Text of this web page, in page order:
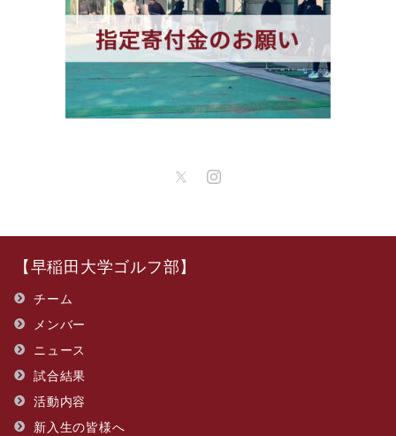
【早稲田大学ゴルフ部】
チーム
メンバー
ニュース
試合結果
活動内容
新入生の皆様へ